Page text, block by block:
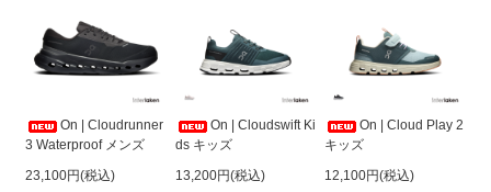
On | Cloudrunner
3 Waterproof メンズ
23,100円(税込)
On | Cloudswift Ki
ds キッズ
13,200円(税込)
On | Cloud Play 2
キッズ
12,100円(税込)